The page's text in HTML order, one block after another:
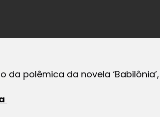
da polêmica da novela